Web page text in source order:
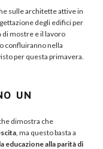
sulle architette attive in
degli edifici per
di mostre e il lavoro
confluiranno nella
per questa primavera.
UN
dimostra che
, ma questo basta a
educazione alla parità di